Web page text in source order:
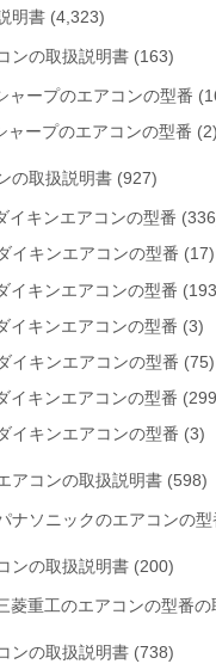
明書 (4,323)
ンの取扱説明書 (163)
ャープのエアコンの型番
ャープのエアコンの型番 (2)
の取扱説明書 (927)
イキンエアコンの型番
イキンエアコンの型番 (17)
イキンエアコンの型番
イキンエアコンの型番 (3)
イキンエアコンの型番 (75)
イキンエアコンの型番
イキンエアコンの型番 (3)
アコンの取扱説明書 (598)
ナソニックのエアコンの型
ンの取扱説明書 (200)
菱重工のエアコンの型番
ンの取扱説明書 (738)